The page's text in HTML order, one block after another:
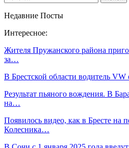
Недавние Посты
Интересное:
Жителя Пружанского района
за…
В Брестской области водитель
Результат пьяного вождения. В
на…
Появилось видео, как в Бресте на
Колесника…